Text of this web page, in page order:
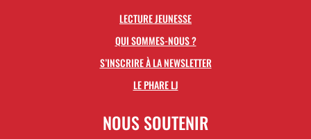
LECTURE JEUNESSE
QUI SOMMES-NOUS ?
S’INSCRIRE À LA NEWSLETTER
LE PHARE LJ
NOUS SOUTENIR